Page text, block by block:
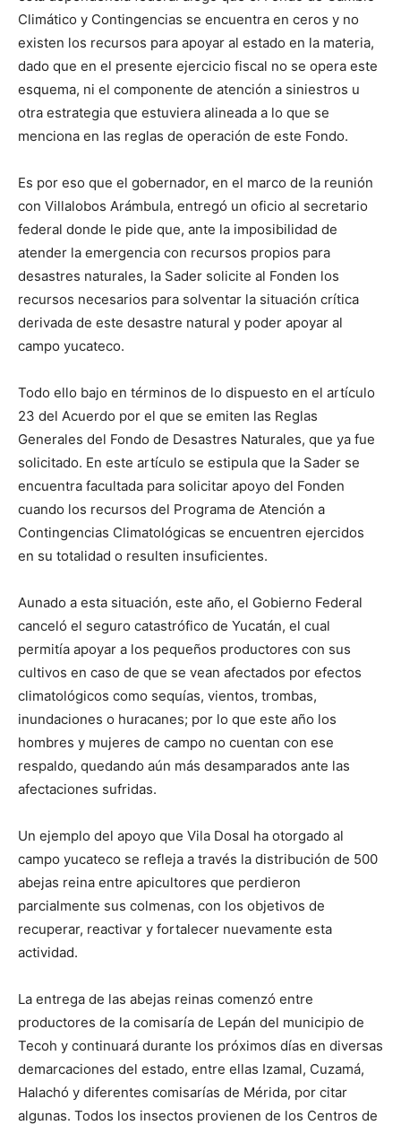
Climático y Contingencias se encuentra en ceros y no
existen los recursos para apoyar al estado en la materia,
dado que en el presente ejercicio fiscal no se opera este
esquema, ni el componente de atención a siniestros u
otra estrategia que estuviera alineada a lo que se
menciona en las reglas de operación de este Fondo.
Es por eso que el gobernador, en el marco de la reunión
con Villalobos Arámbula, entregó un oficio al secretario
federal donde le pide que, ante la imposibilidad de
atender la emergencia con recursos propios para
desastres naturales, la Sader solicite al Fonden los
recursos necesarios para solventar la situación crítica
derivada de este desastre natural y poder apoyar al
campo yucateco.
Todo ello bajo en términos de lo dispuesto en el artículo
23 del Acuerdo por el que se emiten las Reglas
Generales del Fondo de Desastres Naturales, que ya fue
solicitado. En este artículo se estipula que la Sader se
encuentra facultada para solicitar apoyo del Fonden
cuando los recursos del Programa de Atención a
Contingencias Climatológicas se encuentren ejercidos
en su totalidad o resulten insuficientes.
Aunado a esta situación, este año, el Gobierno Federal
canceló el seguro catastrófico de Yucatán, el cual
permitía apoyar a los pequeños productores con sus
cultivos en caso de que se vean afectados por efectos
climatológicos como sequías, vientos, trombas,
inundaciones o huracanes; por lo que este año los
hombres y mujeres de campo no cuentan con ese
respaldo, quedando aún más desamparados ante las
afectaciones sufridas.
Un ejemplo del apoyo que Vila Dosal ha otorgado al
campo yucateco se refleja a través la distribución de 500
abejas reina entre apicultores que perdieron
parcialmente sus colmenas, con los objetivos de
recuperar, reactivar y fortalecer nuevamente esta
actividad.
La entrega de las abejas reinas comenzó entre
productores de la comisaría de Lepán del municipio de
Tecoh y continuará durante los próximos días en diversas
demarcaciones del estado, entre ellas Izamal, Cuzamá,
Halachó y diferentes comisarías de Mérida, por citar
algunas. Todos los insectos provienen de los Centros de